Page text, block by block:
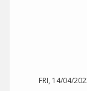
FRI, 14/04/